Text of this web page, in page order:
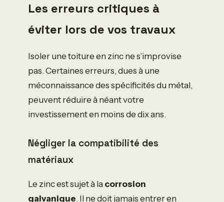
Les erreurs critiques à
éviter lors de vos travaux
Isoler une toiture en zinc ne s’improvise
pas. Certaines erreurs, dues à une
méconnaissance des spécificités du métal,
peuvent réduire à néant votre
investissement en moins de dix ans.
Négliger la compatibilité des
matériaux
Le zinc est sujet à lacorrosion
galvanique. Il ne doit jamais entrer en